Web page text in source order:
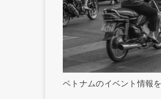
ベトナムのイベント情報